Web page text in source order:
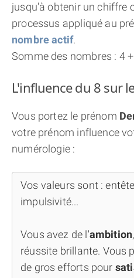
jusqu'à obtenir un chiffre
processus appliqué au
nombre actif.
Somme des nombres : 4
L'influence du 8 sur
Vous portez le prénom
votre prénom influence
numérologie :
Vos valeurs sont :
impulsivité...
Vous avez de l'ambition
réussite brillante. Vous
de gros efforts pour